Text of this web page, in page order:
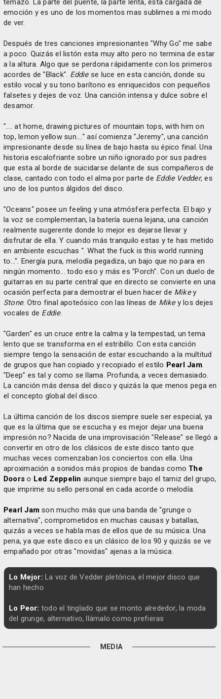
temazo. La parte del puente, la parte lenta, esta cargada de
emoción y es uno de los momentos mas sublimes a mi modo
de ver.
Después de tres canciones impresionantes "Why Go" me sabe
a poco. Quizás el listón esta muy alto pero no termina de estar
a la altura. Algo que se perdona rápidamente con los primeros
acordes de "Black". Eddiese luce en esta canción, donde su
estilo vocal y su tono barítono es enriquecidos con pequeños
falsetes y dejes de voz. Una canción intensa y dulce sobre el
desamor.
".... at home, drawing pictures of mountain tops, with him on
top, lemon yellow sun...." así comienza "Jeremy", una canción
impresionante desde su línea de bajo hasta su épico final. Una
historia escalofriante sobre un niño ignorado por sus padres
que esta al borde de suicidarse delante de sus compañeros de
clase, cantado con todo el alma por parte de Eddie Vedder, es
uno de los puntos álgidos del disco.
"Oceans" posee un feeling y una atmósfera perfecta. El bajo y
la voz se complementan, la batería suena lejana, una canción
realmente sugerente donde lo mejor es dejarse llevar y
disfrutar de ella. Y cuando más tranquilo estas y te has metido
en ambiente escuchas ". What the fuck is this world running
to...". Energía pura, melodía pegadiza, un bajo que no para en
ningún momento... todo eso y más es "Porch". Con un duelo de
guitarras en su parte central que en directo se convierte en una
ocasión perfecta para demostrar el buen hacer de Mikey
Stone. Otro final apoteósico con las líneas de Mikey los dejes
vocales de Eddie.
"Garden" es un cruce entre la calma y la tempestad, un tema
lento que se transforma en el estribillo. Con esta canción
siempre tengo la sensación de estar escuchando a la multitud
de grupos que han copiado y recopiado el estilo Pearl Jam.
"Deep" es tal y como se llama. Profunda, a veces demasiado.
La canción más densa del disco y quizás la que menos pega en
el concepto global del disco.
La última canción de los discos siempre suele ser especial, ya
que es la última que se escucha y es mejor dejar una buena
impresión no? Nacida de una improvisación "Release" se llegó a
convertir en otro de los clásicos de este disco tanto que
muchas veces comenzaban los conciertos con ella. Una
aproximación a sonidos más propios de bandas como The
Doors o Led Zeppelin aunque siempre bajo el tamiz del grupo,
que imprime su sello personal en cada acorde o melodía.
Pearl Jam son mucho más que una banda de "grunge o
alternativa", comprometidos en muchas causas y batallas,
quizás a veces se habla mas de ellos que de su música. Una
pena, ya que este disco es un clásico de los 90 y quizás se ve
empañado por otras "movidas" ajenas a la música.
Lo Mejor: La voz de Vedder pletórica, el mejor disco que
han hecho
Lo Peor: todo el tinglado que se monto alrededor, la moda
del grunge, alternativo, llámalo como prefieras
MEDIA